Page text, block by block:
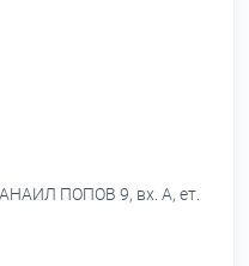
ПОПОВ 9, вх. А, ет.